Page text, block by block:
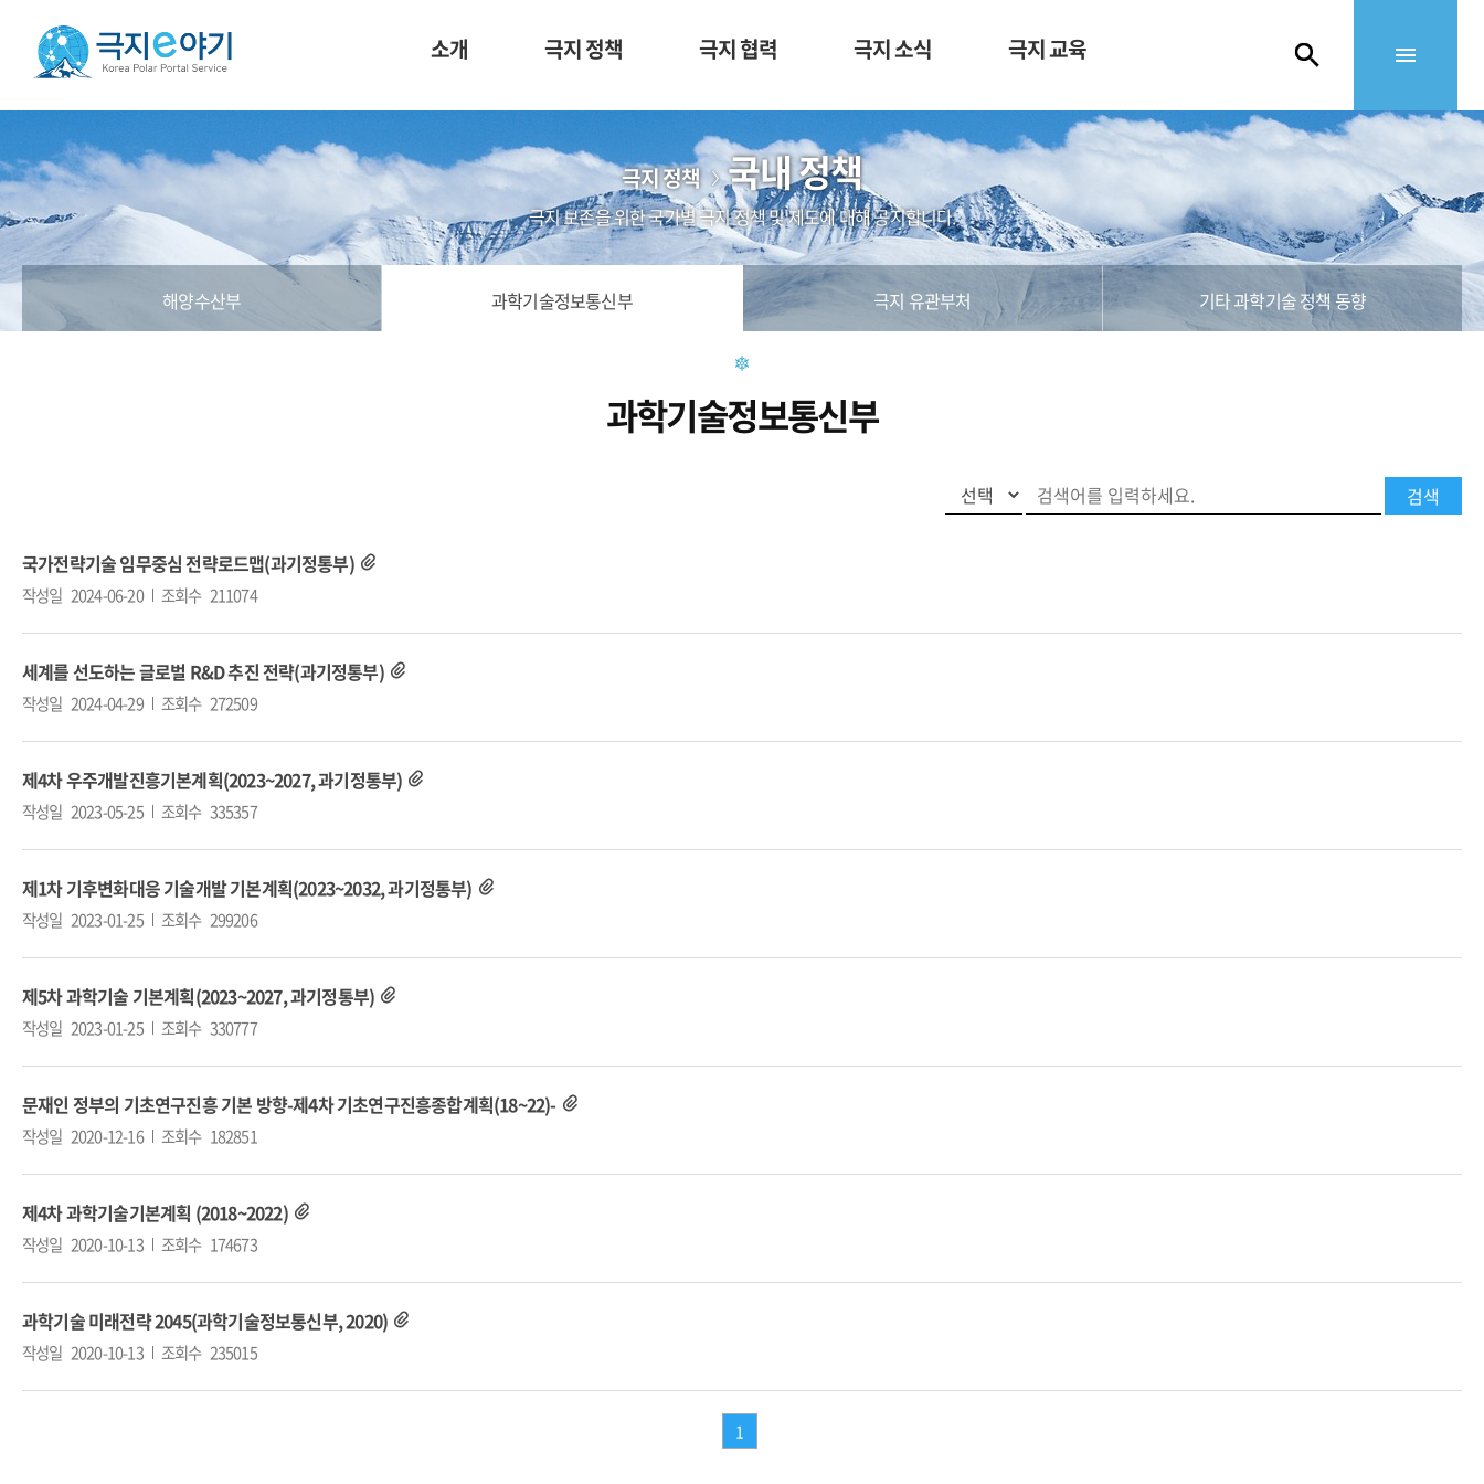
소개 극지 정책 극지 협력 극지 소식 극지 교육
극지 정책 국내 정책
극지 보존을 위한 국가별 극지 정책 및 제도에 대해 공지합니다.
해양수산부 과학기술정보통신부 극지 유관부처 기타 과학기술 정책 동향
과학기술정보통신부
국가전략기술 임무중심 전략로드맵(과기정통부)
작성일 2024-06-20 조회수 211074
세계를 선도하는 글로벌 R&D 추진 전략(과기정통부)
작성일 2024-04-29 조회수 272509
제4차 우주개발진흥기본계획(2023~2027, 과기정통부)
작성일 2023-05-25 조회수 335357
제1차 기후변화대응 기술개발 기본계획(2023~2032, 과기정통부)
작성일 2023-01-25 조회수 299206
제5차 과학기술 기본계획(2023~2027, 과기정통부)
작성일 2023-01-25 조회수 330777
문재인 정부의 기초연구진흥 기본 방향-제4차 기초연구진흥종합계획(18~22)-
작성일 2020-12-16 조회수 182851
제4차 과학기술기본계획 (2018~2022)
작성일 2020-10-13 조회수 174673
과학기술 미래전략 2045(과학기술정보통신부, 2020)
작성일 2020-10-13 조회수 235015
1